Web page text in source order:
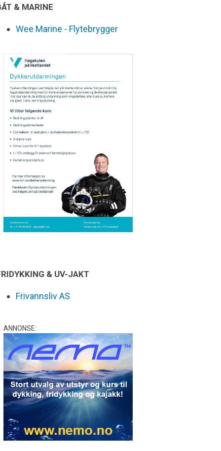
& MARINE
Wee Marine - Flytebrygger
& UV-JAKT
Frivannsliv AS
ANNONSE: